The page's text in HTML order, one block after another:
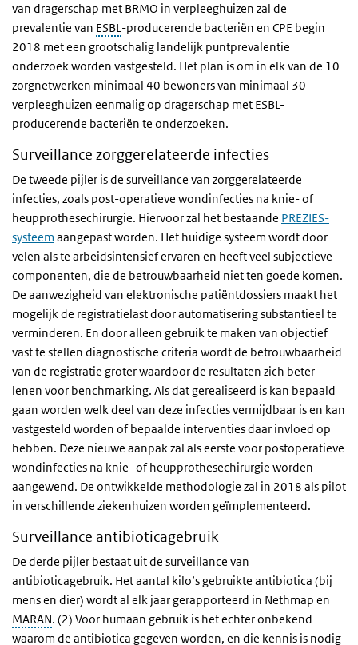
van dragerschap met BRMO in verpleeghuizen zal de
prevalentie van ESBL-producerende bacteriën en CPE begin
2018 met een grootschalig landelijk puntprevalentie
onderzoek worden vastgesteld. Het plan is om in elk van de 10
zorgnetwerken minimaal 40 bewoners van minimaal 30
verpleeghuizen eenmalig op dragerschap met ESBL-
producerende bacteriën te onderzoeken.
Surveillance zorggerelateerde infecties
De tweede pijler is de surveillance van zorggerelateerde
infecties, zoals post-operatieve wondinfecties na knie- of
heupprothesechirurgie. Hiervoor zal het bestaande PREZIES-
systeem aangepast worden. Het huidige systeem wordt door
velen als te arbeidsintensief ervaren en heeft veel subjectieve
componenten, die de betrouwbaarheid niet ten goede komen.
De aanwezigheid van elektronische patiëntdossiers maakt het
mogelijk de registratielast door automatisering substantieel te
verminderen. En door alleen gebruik te maken van objectief
vast te stellen diagnostische criteria wordt de betrouwbaarheid
van de registratie groter waardoor de resultaten zich beter
lenen voor benchmarking. Als dat gerealiseerd is kan bepaald
gaan worden welk deel van deze infecties vermijdbaar is en kan
vastgesteld worden of bepaalde interventies daar invloed op
hebben. Deze nieuwe aanpak zal als eerste voor postoperatieve
wondinfecties na knie- of heupprothesechirurgie worden
aangewend. De ontwikkelde methodologie zal in 2018 als pilot
in verschillende ziekenhuizen worden geïmplementeerd.
Surveillance antibioticagebruik
De derde pijler bestaat uit de surveillance van
antibioticagebruik. Het aantal kilo’s gebruikte antibiotica (bij
mens en dier) wordt al elk jaar gerapporteerd in Nethmap en
MARAN. (2) Voor humaan gebruik is het echter onbekend
waarom de antibiotica gegeven worden, en die kennis is nodig